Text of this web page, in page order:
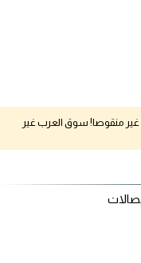
منقوصا! سوق العرب غير